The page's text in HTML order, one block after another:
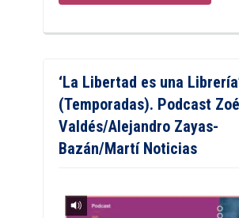
‘La Libertad es una
(Temporadas). Podcast Zoé
Valdés/Alejandro Zayas-
Bazán/Martí Noticias